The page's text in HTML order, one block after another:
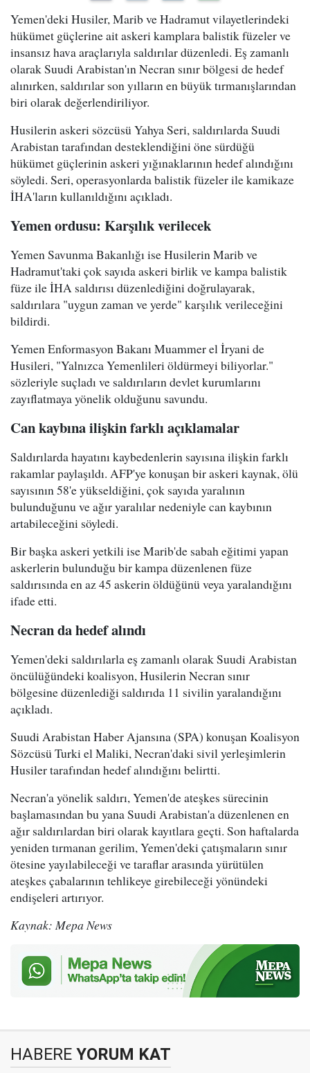
Yemen'deki Husiler, Marib ve Hadramut vilayetlerindeki
hükümet güçlerine ait askeri kamplara balistik füzeler ve
insansız hava araçlarıyla saldırılar düzenledi. Eş zamanlı
olarak Suudi Arabistan'ın Necran sınır bölgesi de hedef
alınırken, saldırılar son yılların en büyük tırmanışlarından
biri olarak değerlendiriliyor.
Husilerin askeri sözcüsü Yahya Seri, saldırılarda Suudi
Arabistan tarafından desteklendiğini öne sürdüğü
hükümet güçlerinin askeri yığınaklarının hedef alındığını
söyledi. Seri, operasyonlarda balistik füzeler ile kamikaze
İHA'ların kullanıldığını açıkladı.
Yemen ordusu: Karşılık verilecek
Yemen Savunma Bakanlığı ise Husilerin Marib ve
Hadramut'taki çok sayıda askeri birlik ve kampa balistik
füze ile İHA saldırısı düzenlediğini doğrulayarak,
saldırılara "uygun zaman ve yerde" karşılık verileceğini
bildirdi.
Yemen Enformasyon Bakanı Muammer el İryani de
Husileri, "Yalnızca Yemenlileri öldürmeyi biliyorlar."
sözleriyle suçladı ve saldırıların devlet kurumlarını
zayıflatmaya yönelik olduğunu savundu.
Can kaybına ilişkin farklı açıklamalar
Saldırılarda hayatını kaybedenlerin sayısına ilişkin farklı
rakamlar paylaşıldı. AFP'ye konuşan bir askeri kaynak, ölü
sayısının 58'e yükseldiğini, çok sayıda yaralının
bulunduğunu ve ağır yaralılar nedeniyle can kaybının
artabileceğini söyledi.
Bir başka askeri yetkili ise Marib'de sabah eğitimi yapan
askerlerin bulunduğu bir kampa düzenlenen füze
saldırısında en az 45 askerin öldüğünü veya yaralandığını
ifade etti.
Necran da hedef alındı
Yemen'deki saldırılarla eş zamanlı olarak Suudi Arabistan
öncülüğündeki koalisyon, Husilerin Necran sınır
bölgesine düzenlediği saldırıda 11 sivilin yaralandığını
açıkladı.
Suudi Arabistan Haber Ajansına (SPA) konuşan Koalisyon
Sözcüsü Turki el Maliki, Necran'daki sivil yerleşimlerin
Husiler tarafından hedef alındığını belirtti.
Necran'a yönelik saldırı, Yemen'de ateşkes sürecinin
başlamasından bu yana Suudi Arabistan'a düzenlenen en
ağır saldırılardan biri olarak kayıtlara geçti. Son haftalarda
yeniden tırmanan gerilim, Yemen'deki çatışmaların sınır
ötesine yayılabileceği ve taraflar arasında yürütülen
ateşkes çabalarının tehlikeye girebileceği yönündeki
endişeleri artırıyor.
Kaynak: Mepa News
HABERE YORUM KAT